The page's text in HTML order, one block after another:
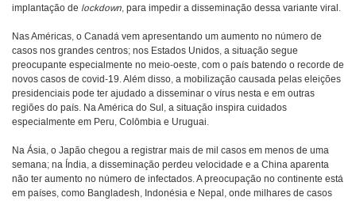
implantação de lockdown, para impedir a disseminação dessa variante viral.
Nas Américas, o Canadá vem apresentando um aumento no número de
casos nos grandes centros; nos Estados Unidos, a situação segue
preocupante especialmente no meio-oeste, com o país batendo o recorde de
novos casos de covid-19. Além disso, a mobilização causada pelas eleições
presidenciais pode ter ajudado a disseminar o vírus nesta e em outras
regiões do país. Na América do Sul, a situação inspira cuidados
especialmente em Peru, Colômbia e Uruguai.
Na Ásia, o Japão chegou a registrar mais de mil casos em menos de uma
semana; na Índia, a disseminação perdeu velocidade e a China aparenta
não ter aumento no número de infectados. A preocupação no continente está
em países, como Bangladesh, Indonésia e Nepal, onde milhares de casos